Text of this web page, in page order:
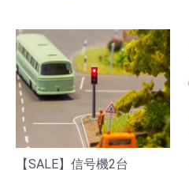
【SALE】信号機2台